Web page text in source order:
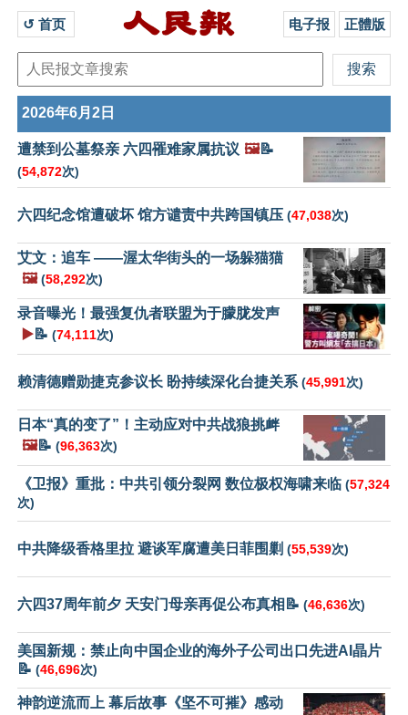
↺ 首页 电子报 正體版
2026年6月2日
遭禁到公墓祭亲 六四罹难家属抗议 🖼️📝
(54,872次)
六四纪念馆遭破坏 馆方谴责中共跨国镇压 (47,038次)
艾文：追车 ——渥太华街头的一场躲猫猫
🖼️ (58,292次)
录音曝光！最强复仇者联盟为于朦胧发声
▶️📝 (74,111次)
赖清德赠勋捷克参议长 盼持续深化台捷关系 (45,991次)
日本“真的变了”！主动应对中共战狼挑衅
🖼️📝 (96,363次)
《卫报》重批：中共引领分裂网 数位极权海啸来临 (57,324
次)
中共降级香格里拉 避谈军腐遭美日菲围剿 (55,539次)
六四37周年前夕 天安门母亲再促公布真相📝 (46,636次)
美国新规：禁止向中国企业的海外子公司出口先进AI晶片
📝 (46,696次)
神韵逆流而上 幕后故事《坚不可摧》感动